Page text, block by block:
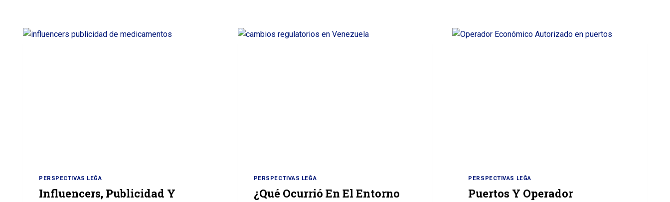
PERSPECTIVAS LEĜA
Influencers, Publicidad Y
PERSPECTIVAS LEĜA
¿Qué Ocurrió En El Entorno
PERSPECTIVAS LEĜA
Puertos Y Operador